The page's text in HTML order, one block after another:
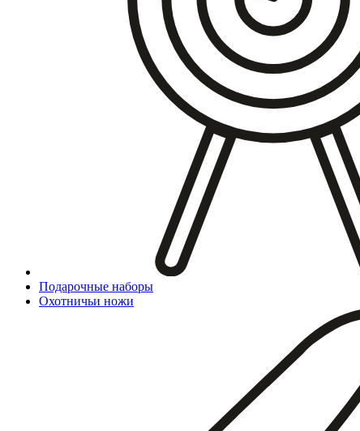
Подарочные наборы
Охотничьи ножи